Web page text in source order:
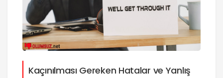
Kaçınılması Gereken Hatalar ve Yanlış